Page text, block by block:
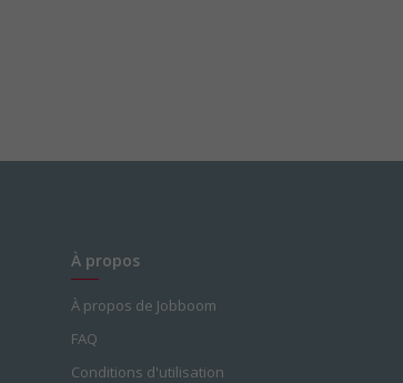
À propos
À propos de Jobboom
FAQ
Conditions d'utilisation